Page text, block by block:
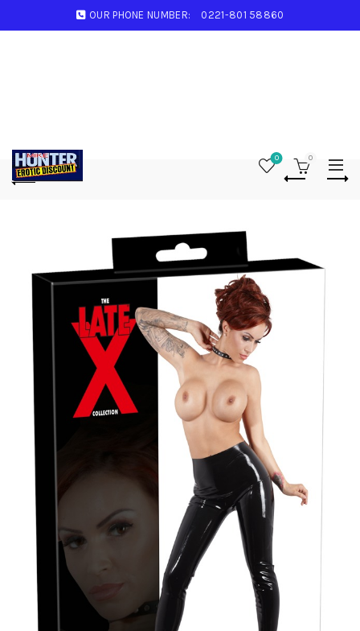
OUR PHONE NUMBER: 0221-801 58860
0 0